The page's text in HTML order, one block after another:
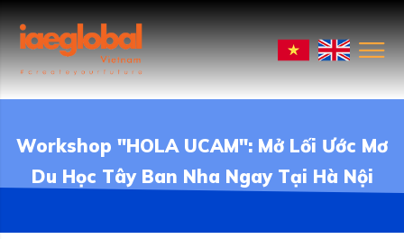
Workshop "HOLA UCAM": Mở Lối Ước Mơ
Du Học Tây Ban Nha Ngay Tại Hà Nội